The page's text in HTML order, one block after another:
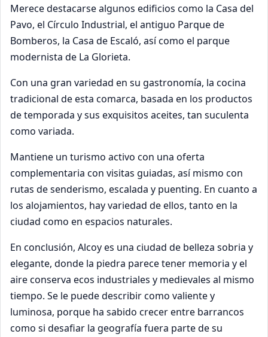
Merece destacarse algunos edificios como la Casa del
Pavo, el Círculo Industrial, el antiguo Parque de
Bomberos, la Casa de Escaló, así como el parque
modernista de La Glorieta.
Con una gran variedad en su gastronomía, la cocina
tradicional de esta comarca, basada en los productos
de temporada y sus exquisitos aceites, tan suculenta
como variada.
Mantiene un turismo activo con una oferta
complementaria con visitas guiadas, así mismo con
rutas de senderismo, escalada y puenting. En cuanto a
los alojamientos, hay variedad de ellos, tanto en la
ciudad como en espacios naturales.
En conclusión, Alcoy es una ciudad de belleza sobria y
elegante, donde la piedra parece tener memoria y el
aire conserva ecos industriales y medievales al mismo
tiempo. Se le puede describir como valiente y
luminosa, porque ha sabido crecer entre barrancos
como si desafiar la geografía fuera parte de su